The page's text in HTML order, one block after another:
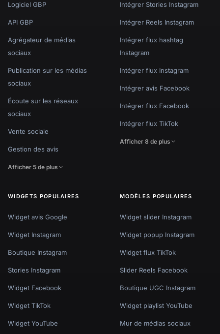
Logiciel GBP
API GBP
Agrégateur de médias
sociaux
Publication sur les médias
sociaux
Écoute sur les réseaux
sociaux
Vente sociale
Gestion des avis
Afficher 5 de plus
Intégrer Stories Instagram
Intégrer Reels Instagram
Intégrer flux hashtag
Instagram
Intégrer flux Instagram
Intégrer avis Facebook
Intégrer flux Facebook
Intégrer flux TikTok
Afficher 8 de plus
WIDGETS POPULAIRES
Widget avis Google
Widget Instagram
Boutique Instagram
Stories Instagram
Widget Facebook
Widget TikTok
Widget YouTube
MODÈLES POPULAIRES
Widget slider Instagram
Widget popup Instagram
Widget flux TikTok
Slider Reels Facebook
Boutique UGC Instagram
Widget playlist YouTube
Mur de médias sociaux